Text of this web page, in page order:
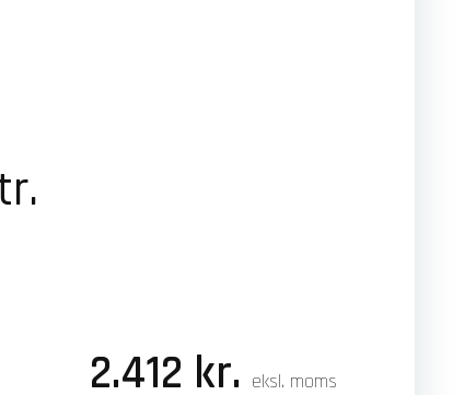
2.412 kr. eksl. moms